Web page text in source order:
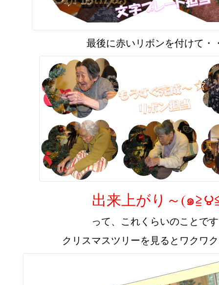
最後に赤いリボンを付けて・
出来上がり～(๑
って、これくらいのことで
クリスマスツリーを見るとワクワ